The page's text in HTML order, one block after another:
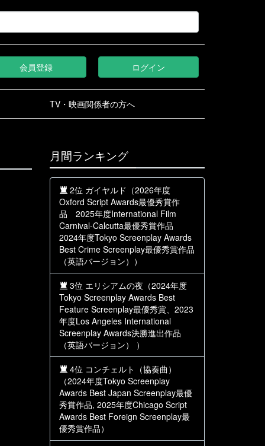
会員登録 ログイン
TV・映画関係者の方へ
月間ランキング
2位 ガイヤルド（2026年度
Oxford Script Awards最優秀賞作
品 2025年度International Film
Carnival-Calcutta最優秀賞作品
2024年度Tokyo Screenplay Awards
Best Crime Screenplay最優秀賞作品
（英語バージョン））
3位 エリシアムの夜（2024年度
Tokyo Screenplay Awards Best
Feature Screenplay最優秀賞、2023
年度Los Angeles International
Screenplay Awards決勝進出作品
（英語バージョン） ）
4位 コンチェルト（協奏曲）
（2024年度Tokyo Screenplay
Awards Best Japan Screenplay最優
秀賞作品, 2025年度Chicago Script
Awards Best Foreign Screenplay最
優秀賞作品）